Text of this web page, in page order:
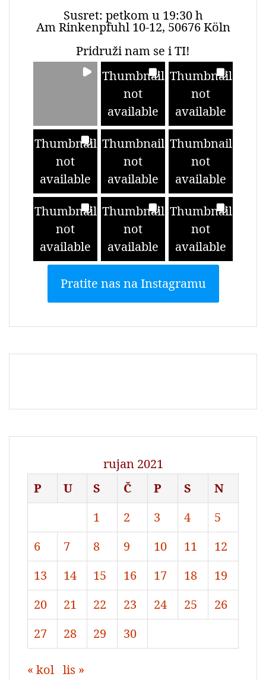
Susret: petkom u 19:30 h
Am Rinkenpfuhl 10-12, 50676 Köln
Pridruži nam se i TI!
Thumbnail
not
available
Thumbnail
not
available
Thumbnail
not
available
Thumbnail
not
available
Thumbnail
not
available
Thumbnail
not
available
Thumbnail
not
available
Thumbnail
not
available
Pratite nas na Instagramu
rujan 2021
P
U S Č P S
N
1
2 3 4
5
6
7 8 9 10 11
12
13
14 15 16 17 18
19
20
21 22 23 24 25
26
27
28 29 30
« kol lis »